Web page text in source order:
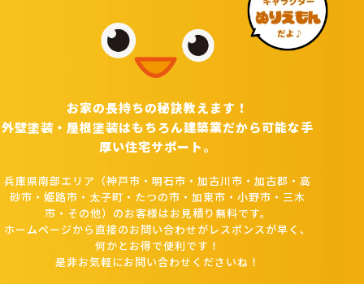
お家の長持ちの秘訣教えます！
外壁塗装・屋根塗装はもちろん建築業だから可能な手
厚い住宅サポート。
兵庫県南部エリア（神戸市・明石市・加古川市・加古郡・高
砂市・姫路市・太子町・たつの市・加東市・小野市・三木
市・その他）のお客様はお見積り無料です。
ホームページから直接のお問い合わせがレスポンスが早く、
何かとお得で便利です！
是非お気軽にお問い合わせくださいね！